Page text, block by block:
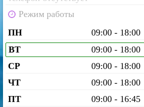
Режим работы
ПН
09:00 - 18:00
ВТ 09:00 - 18:00
СР 09:00 - 18:00
ЧТ 09:00 - 18:00
ПТ 09:00 - 16:45